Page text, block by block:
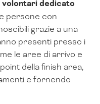
volontari dedicato
persone con
grazie a una
presenti presso i
le aree di arrivo e
della finish area,
e fornendo